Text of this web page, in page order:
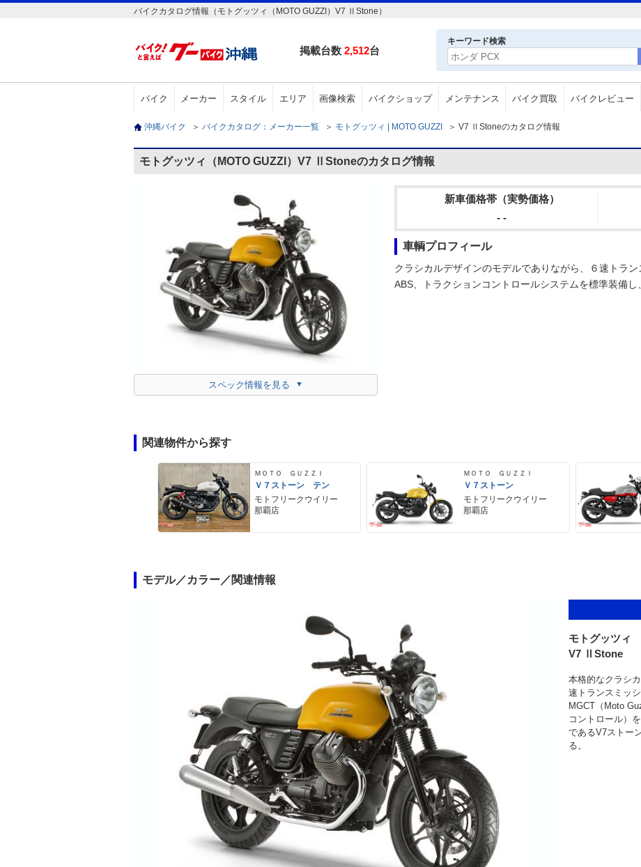
バイクカタログ情報（モトグッツィ（MOTO GUZZI）V7 ⅡStone）
掲載台数 2,512台
キーワード検索
バイク メーカー スタイル エリア 画像検索 バイクショップ メンテナンス バイク買取 バイクレビュー
沖縄バイク ＞ バイクカタログ：メーカー一覧 ＞ モトグッツィ | MOTO GUZZI ＞ V7 ⅡStoneのカタログ情報
モトグッツィ（MOTO GUZZI）V7 ⅡStoneのカタログ情報
スペック情報を見る
新車価格帯（実勢価格）
- -
車輌プロフィール
クラシカルデザインのモデルでありながら、６速トラ
ABS、トラクションコントロールシステムを標準装備し
関連物件から探す
ＭＯＴＯ ＧＵＺＺＩ
Ｖ７ストーン テン
モトフリークウイリー
那覇店
ＭＯＴＯ ＧＵＺＺＩ
Ｖ７ストーン
モトフリークウイリー
那覇店
モデル／カラー／関連情報
モトグッツィ
V7 ⅡStone
本格的なクラシ
速トランスミッ
MGCT（Moto
コントロール）
であるV7ストー
る。